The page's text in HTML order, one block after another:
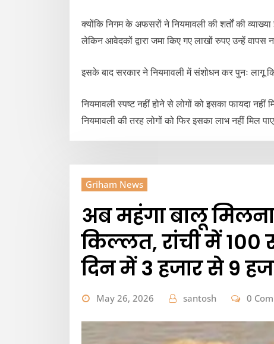
क्योंकि निगम के अफसरों ने नियमावली की शर्तों की
लेकिन आवेदकों द्वारा जमा किए गए लाखों रुपए उन्हें वापस
इसके बाद सरकार ने नियमावली में संशोधन कर पुनः लागू
नियमावली स्पष्ट नहीं होने से लोगों को इसका फायदा नहीं
नियमावली की तरह लोगों को फिर इसका लाभ नहीं मिल
Griham News
अब महंगा बालू
किल्लत, रांची में 100
दिन में 3 हजार से 9
May 26, 2026 santosh 0